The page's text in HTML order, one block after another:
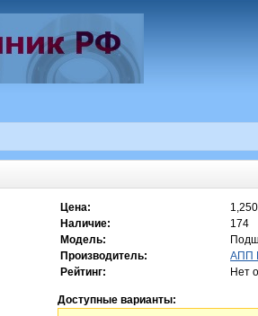
Цена:
Наличие:
174
Модель:
Производитель:
АПП
Рейтинг:
Нет
Доступные варианты: